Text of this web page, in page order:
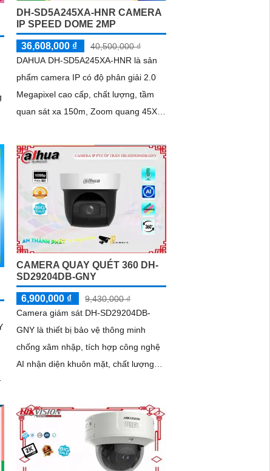
DH-SD5A245XA-HNR CAMERA
IP SPEED DOME 2MP
36,608,000 ₫
40,500,000 ₫
DAHUA DH-SD5A245XA-HNR là sản
phẩm camera IP có độ phân giải 2.0
Megapixel cao cấp, chất lượng, tầm
quan sát xa 150m, Zoom quang 45X,
nghệ Starlight cho phép camera ghi
hình trong điều kiện thiếu ánh sáng
CAMERA QUAY QUÉT 360 DH-
SD29204DB-GNY
6,900,000 ₫
9,430,000 ₫
Camera giám sát DH-SD29204DB-
GNY là thiết bị bảo vệ thông minh
chống xâm nhập, tích hợp công nghệ
AI nhận diện khuôn mặt, chất lượng